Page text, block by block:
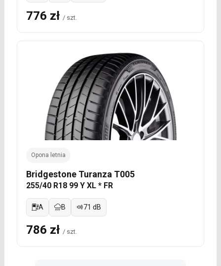
776 zł / szt.
Opona letnia
Bridgestone Turanza T005
255/40 R18 99 Y XL * FR
A B 71 dB
786 zł / szt.